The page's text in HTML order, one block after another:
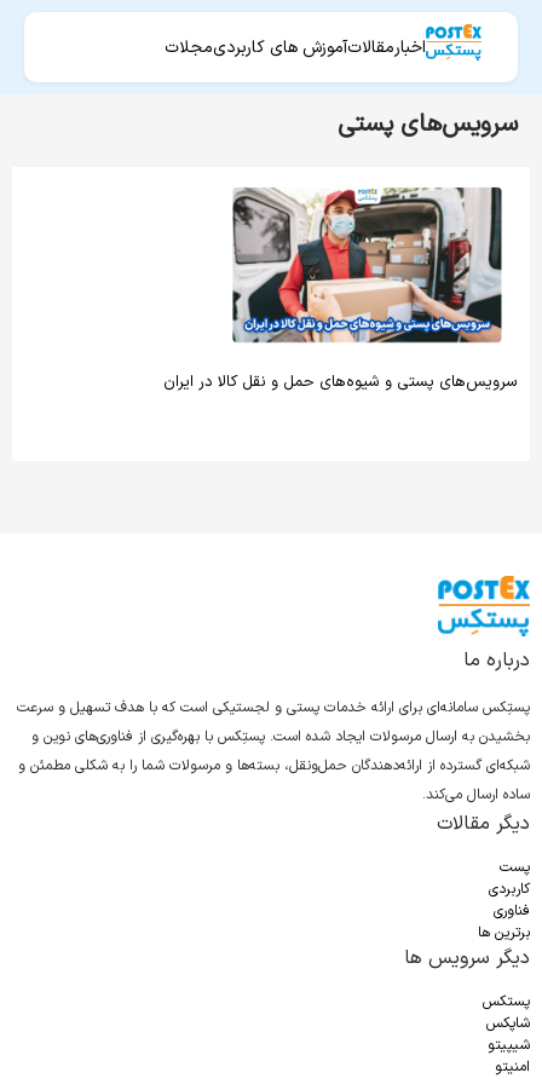
اخبارمقالاتآموزش های کاربردیمجلات
سرویس‌های پستی
سرویس‌های پستی و شیوه‌های حمل و نقل کالا در ایران
درباره ما
پستِکس سامانه‌ای برای ارائه خدمات پستی و لجستیکی است که با هدف تسهیل و سرعت
بخشیدن به ارسال مرسولات ایجاد شده است. پستِکس با بهره‌گیری از فناوری‌های نوین و
شبکه‌ای گسترده از ارائه‌دهندگان حمل‌ونقل، بسته‌ها و مرسولات شما را به شکلی مطمئن و
ساده ارسال می‌کند.
دیگر مقالات
پست
کاربردی
فناوری
برترین ها
دیگر سرویس ها
پستکس
شاپکس
شیپیتو
امنیتو